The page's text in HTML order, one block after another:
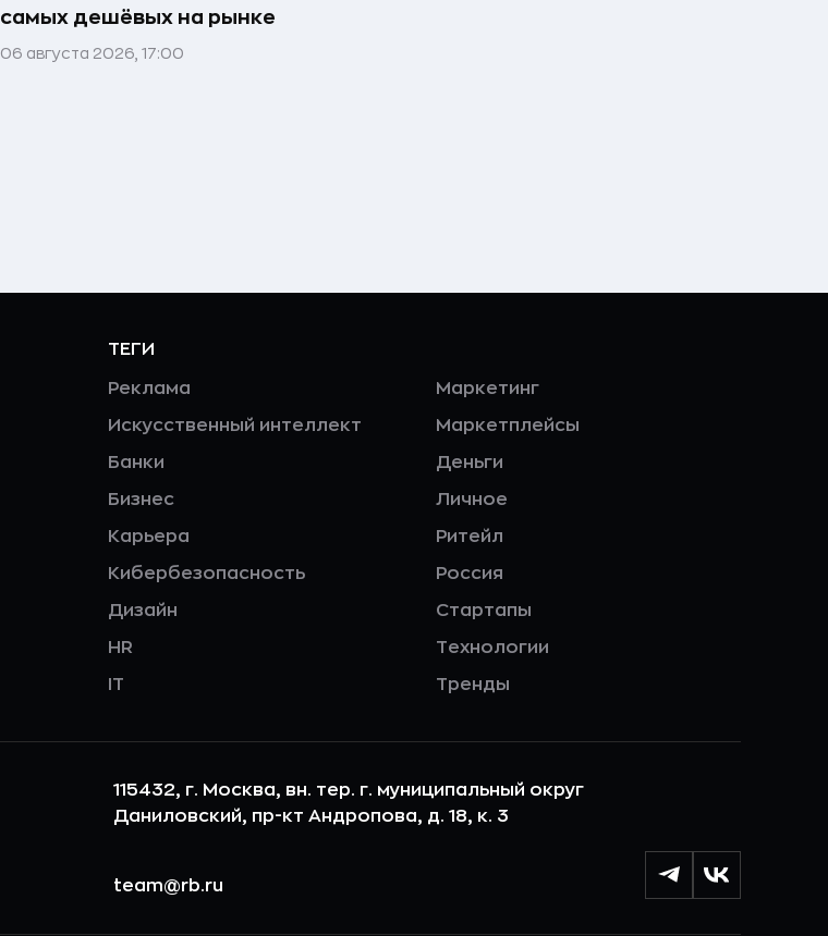
самых дешёвых на рынке
06 августа 2026, 17:00
ТЕГИ
Реклама
Искусственный интеллект
Банки
Бизнес
Карьера
Кибербезопасность
Дизайн
HR
IT
Маркетинг
Маркетплейсы
Деньги
Личное
Ритейл
Россия
Стартапы
Технологии
Тренды
115432, г. Москва, вн. тер. г. муниципальный округ
Даниловский, пр-кт Андропова, д. 18, к. 3
team@rb.ru